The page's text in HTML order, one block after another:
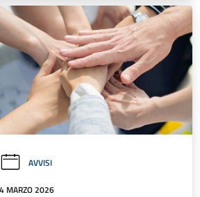
AVVISI
MARZO 2026